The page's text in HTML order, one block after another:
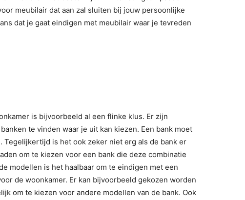
meubilair dat aan zal sluiten bij jouw persoonlijke
dat je gaat eindigen met meubilair waar je tevreden
is bijvoorbeeld al een flinke klus. Er zijn
te vinden waar je uit kan kiezen. Een bank moet
is het ook zeker niet erg als de bank er
om te kiezen voor een bank die deze combinatie
modellen is het haalbaar om te eindigen met een
de woonkamer. Er kan bijvoorbeeld gekozen worden
om te kiezen voor andere modellen van de bank. Ook